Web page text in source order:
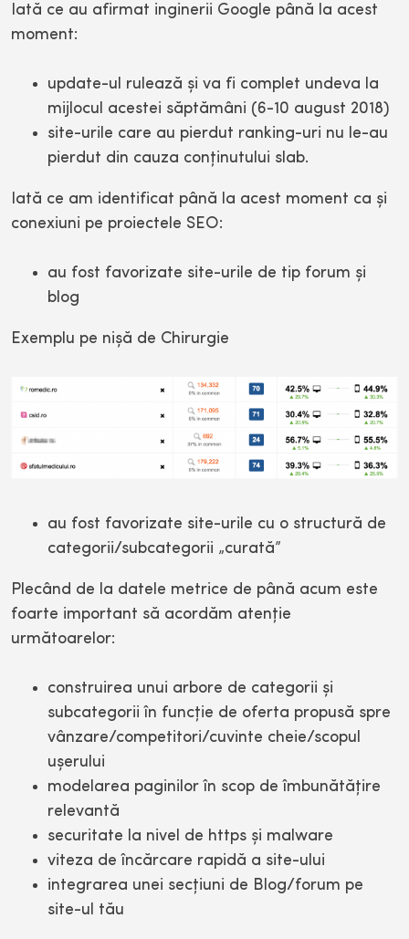
Iată ce au afirmat inginerii Google până la acest
moment:
update-ul rulează şi va fi complet undeva la
mijlocul acestei săptămâni (6-10 august 2018)
site-urile care au pierdut ranking-uri nu le-au
pierdut din cauza conţinutului slab.
Iată ce am identificat până la acest moment ca şi
conexiuni pe proiectele SEO:
au fost favorizate site-urile de tip forum şi
blog
Exemplu pe nişă de Chirurgie
au fost favorizate site-urile cu o structură de
categorii/subcategorii „curată”
Plecând de la datele metrice de până acum este
foarte important să acordăm atenţie
următoarelor:
construirea unui arbore de categorii şi
subcategorii în funcţie de oferta propusă spre
vânzare/competitori/cuvinte cheie/scopul
uşerului
modelarea paginilor în scop de îmbunătăţire
relevantă
securitate la nivel de https şi malware
viteza de încărcare rapidă a site-ului
integrarea unei secţiuni de Blog/forum pe
site-ul tău